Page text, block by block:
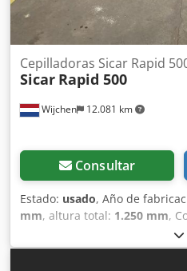
Wijchen 12.081 km
Cepilladoras Sicar Rapid
Sicar Rapid 500
Consultar
Estado: usado, Año de
mm, altura total: 1.250 mm,
Cedjwnilfspfx Aprerf
125 cm - Año de fabricación:
disponible: No - Marcado CE